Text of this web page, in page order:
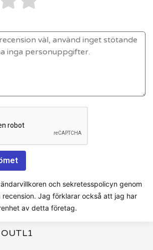
och sekretesspolicyn genom
Jag förklarar också att jag har
av detta företag.
OUTL1